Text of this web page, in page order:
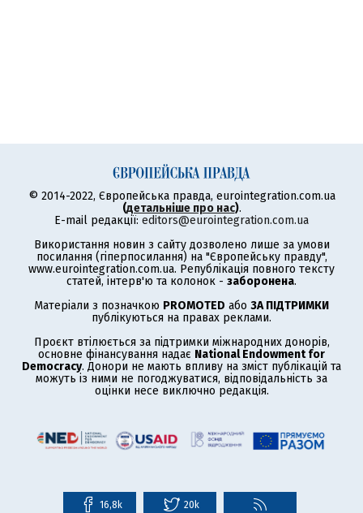
© 2014-2022, Європейська правда, eurointegration.com.ua
(детальніше про нас).
E-mail редакції: editors@eurointegration.com.ua
Використання новин з сайту дозволено лише за умови
посилання (гіперпосилання) на "Європейську правду",
www.eurointegration.com.ua. Републікація повного тексту
статей, інтерв'ю та колонок - заборонена.
Матеріали з позначкою PROMOTED або ЗА ПІДТРИМКИ
публікуються на правах реклами.
Проєкт втілюється за підтримки міжнародних донорів,
основне фінансування надає National Endowment for
Democracy. Донори не мають впливу на зміст публікацій та
можуть із ними не погоджуватися, відповідальність за
оцінки несе виключно редакція.
16,8k 20k